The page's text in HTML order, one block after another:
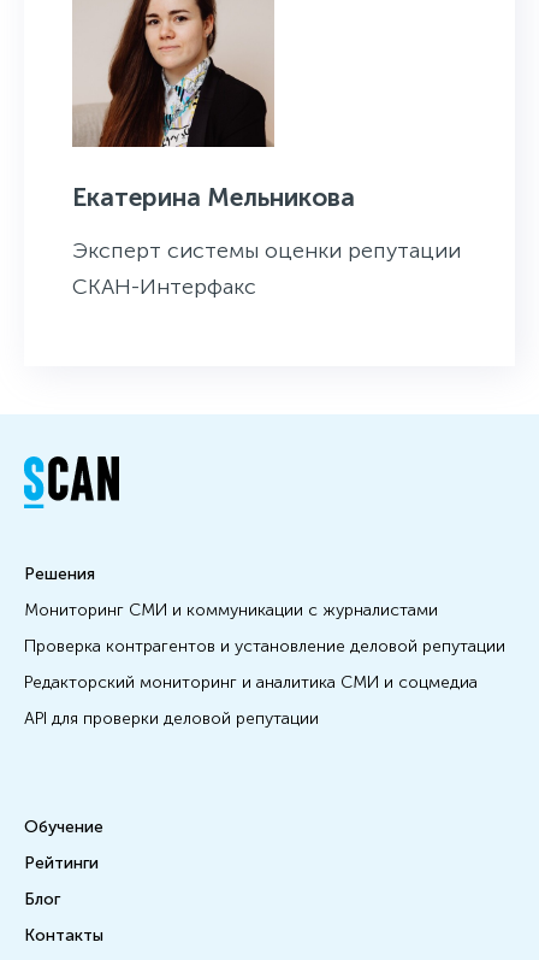
Екатерина Мельникова
Эксперт системы оценки репутации
СКАН-Интерфакс
Решения
Мониторинг СМИ и коммуникации с журналистами
Проверка контрагентов и установление деловой репутации
Редакторский мониторинг и аналитика СМИ и соцмедиа
API для проверки деловой репутации
Обучение
Рейтинги
Блог
Контакты